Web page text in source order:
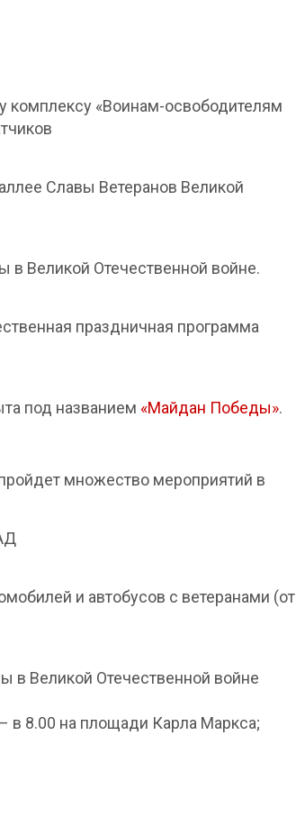
«Воинам-освободителям
Славы Ветеранов Великой
Великой Отечественной войне.
праздничная программа
под названием «Майдан Победы».
множество мероприятий в
и автобусов с ветеранами (от
в Великой Отечественной войне
в 8.00 на площади Карла Маркса;